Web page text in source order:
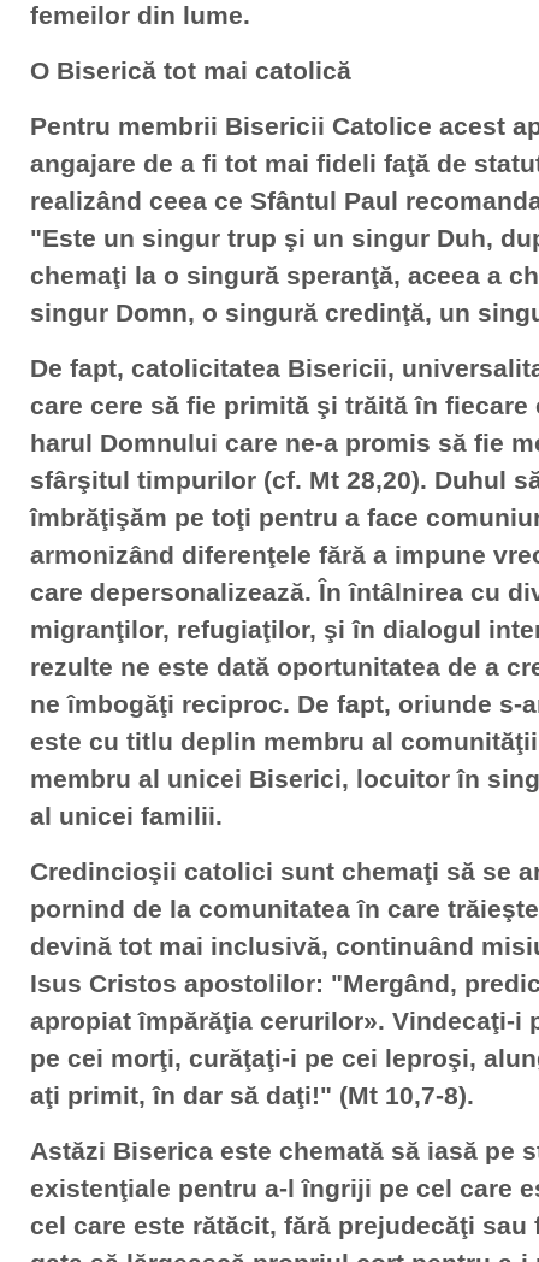
femeilor din lume.
O Biserică tot mai catolică
Pentru membrii Bisericii Catolice acest
angajare de a fi tot mai fideli faţă de
realizând ceea ce Sfântul Paul
"Este un singur trup şi un singur Duh,
chemaţi la o singură speranţă, aceea a
singur Domn, o singură credinţă, un
De fapt, catolicitatea Bisericii,
care cere să fie primită şi trăită în fiecare
harul Domnului care ne-a promis să fie
sfârşitul timpurilor (cf. Mt 28,20). Duhul
îmbrăţişăm pe toţi pentru a face
armonizând diferenţele fără a impune
care depersonalizează. În întâlnirea cu
migranţilor, refugiaţilor, şi în dialogul
rezulte ne este dată oportunitatea de a
ne îmbogăţi reciproc. De fapt, oriunde s-
este cu titlu deplin membru al
membru al unicei Biserici, locuitor în
al unicei familii.
Credincioşii catolici sunt chemaţi să se
pornind de la comunitatea în care
devină tot mai inclusivă, continuând
Isus Cristos apostolilor: "Mergând,
apropiat împărăţia cerurilor». Vindecaţi-i
pe cei morţi, curăţaţi-i pe cei leproşi,
aţi primit, în dar să daţi!" (Mt 10,7-8).
Astăzi Biserica este chemată să iasă pe
existenţiale pentru a-l îngriji pe cel care
cel care este rătăcit, fără prejudecăţi